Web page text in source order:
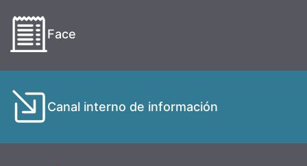
Face
Canal interno de información